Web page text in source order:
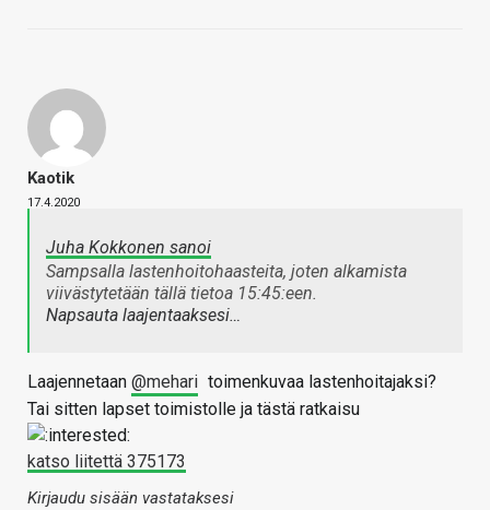
Kaotik
17.4.2020
Juha Kokkonen sanoi
Sampsalla lastenhoitohaasteita, joten alkamista
viivästytetään tällä tietoa 15:45:een.
Napsauta laajentaaksesi…
Laajennetaan @mehari toimenkuvaa lastenhoitajaksi?
Tai sitten lapset toimistolle ja tästä ratkaisu
katso liitettä 375173
Kirjaudu sisään vastataksesi